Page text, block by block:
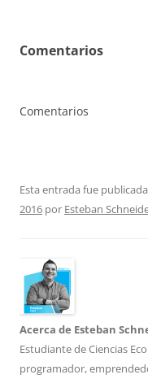
Comentarios
Comentarios
Esta entrada fue
2016 por Esteban
Acerca de Esteban
Estudiante de Ciencias
programador,